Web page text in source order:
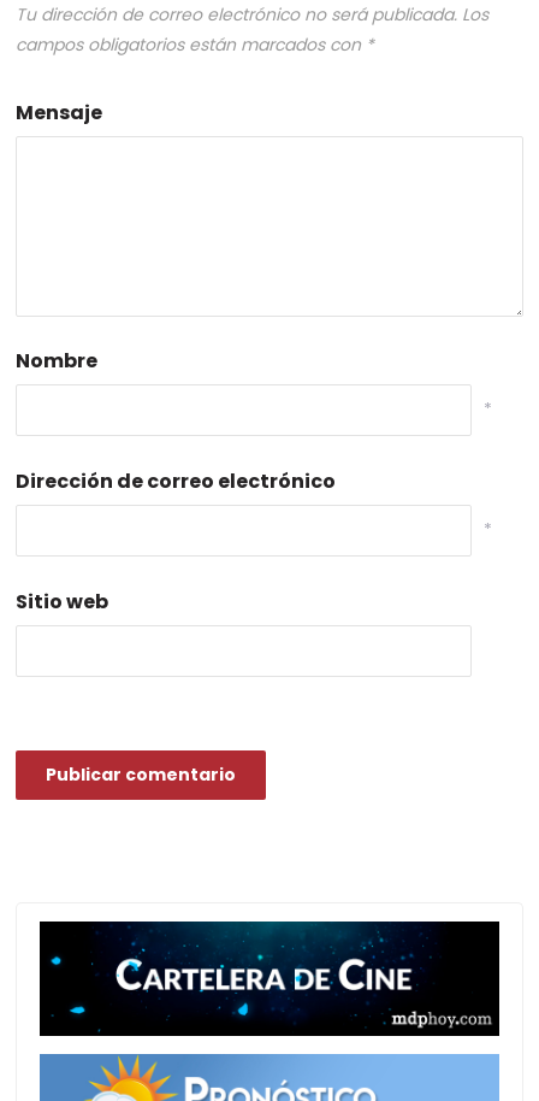
Tu dirección de correo electrónico no será publicada. Los
campos obligatorios están marcados con *
Mensaje
Nombre
*
Dirección de correo electrónico
*
Sitio web